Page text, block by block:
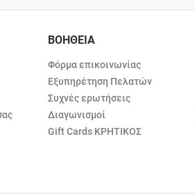
ΒΟΗΘΕΙΑ
Φόρμα επικοινωνίας
Εξυπηρέτηση Πελατών
Συχνές ερωτήσεις
Διαγωνισμοί
Gift Cards ΚΡΗΤΙΚΟΣ